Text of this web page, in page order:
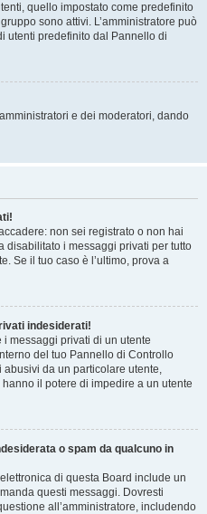
quello impostato come predefinito
sono attivi. L’amministratore può
utenti predefinito dal Pannello di
e dei moderatori, dando
non sei registrato o non hai
disabilitato i messaggi privati per tutto
Se il tuo caso è l’ultimo, prova a
indesiderati!
messaggi privati ​​di un utente
del tuo Pannello di Controllo
​​abusivi da un particolare utente,
il potere di impedire a un utente
o spam da qualcuno in
di questa Board include un
questi messaggi. Dovresti
all’amministratore, includendo